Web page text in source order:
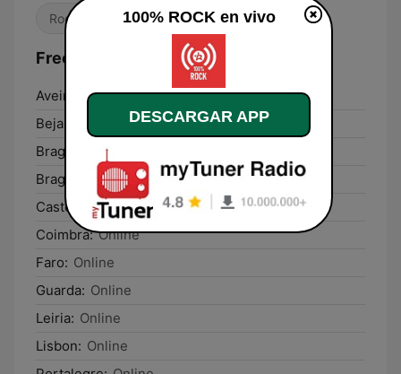
Rock
Frecuencias 100% ROCK:
Aveiro:
Online
Beja:
Braga:
Online
Bragança:
Online
Castelo Branco: Online
Coimbra: Online
Faro: Online
Guarda: Online
Leiria: Online
Lisbon: Online
100% ROCK en vivo
DESCARGAR APP